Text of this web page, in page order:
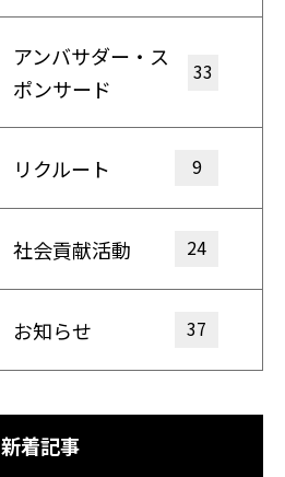
アンバサダー・ス
ポンサード
33
リクルート 9
社会貢献活動 24
お知らせ 37
新着記事